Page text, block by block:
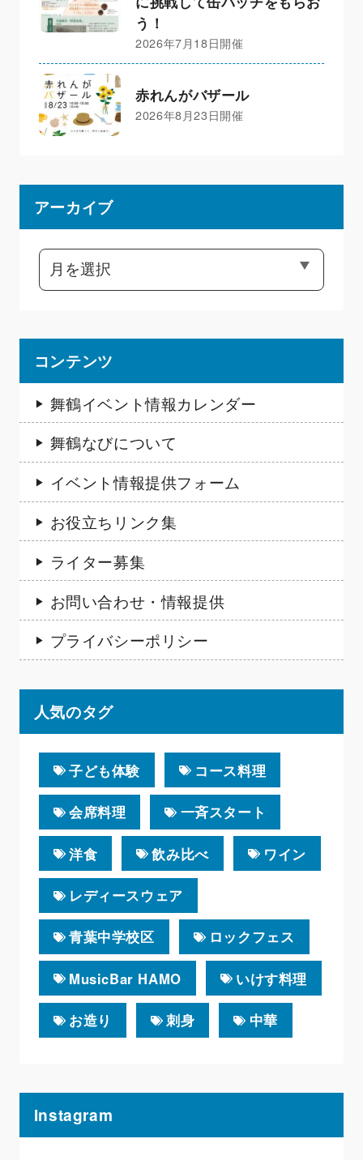
う！
2026年7月18日開催
赤れんがバザール
2026年8月23日開催
アーカイブ
人気のタグ
子ども体験 コース料理
会席料理 一斉スタート
洋食 飲み比べ ワイン
レディースウェア
青葉中学校区 ロックフェス
MusicBar HAMO いけす料理
お造り 刺身 中華
コンテンツ
舞鶴イベント情報カレンダー
舞鶴なびについて
イベント情報提供フォーム
お役立ちリンク集
ライター募集
お問い合わせ・情報提供
プライバシーポリシー
Instagram